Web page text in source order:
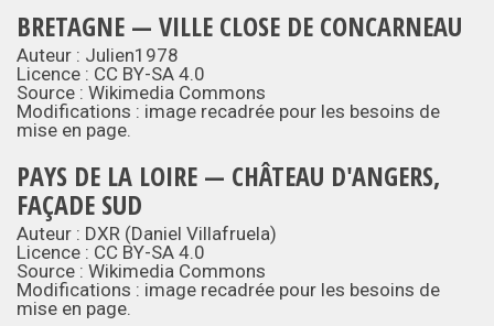
BRETAGNE — VILLE CLOSE DE CONCARNEAU
Auteur : Julien1978
Licence : CC BY-SA 4.0
Source : Wikimedia Commons
Modifications : image recadrée pour les besoins de
mise en page.
PAYS DE LA LOIRE — CHÂTEAU D'ANGERS,
FAÇADE SUD
Auteur : DXR (Daniel Villafruela)
Licence : CC BY-SA 4.0
Source : Wikimedia Commons
Modifications : image recadrée pour les besoins de
mise en page.